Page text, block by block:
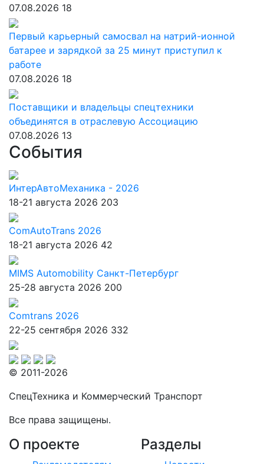
07.08.2026 18
Первый карьерный самосвал на натрий-ионной
батарее и зарядкой за 25 минут приступил к
работе
07.08.2026 18
Поставщики и владельцы спецтехники
объединятся в отраслевую Ассоциацию
07.08.2026 13
События
ИнтерАвтоМеханика - 2026
18-21 августа 2026 203
ComAutoTrans 2026
18-21 августа 2026 42
MIMS Automobility Санкт-Петербург
25-28 августа 2026 200
Comtrans 2026
22-25 сентября 2026 332
© 2011-2026
СпецТехника и Коммерческий Транспорт
Все права защищены.
О проекте Разделы